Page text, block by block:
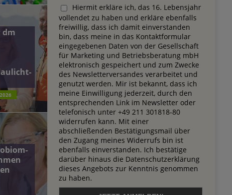
dm
Hiermit erkläre ich, das 16. Lebensjahr
vollendet zu haben und erkläre ebenfalls
freiwillig, dass ich damit einverstanden
bin, dass meine in das Kontaktformular
eingegebenen Daten von der Gesellschaft
für Marketing und Betriebsberatung mbH
elektronisch gespeichert und zum Zwecke
des Newsletterversandes verarbeitet und
genutzt werden. Mir ist bekannt, dass ich
meine Einwilligung jederzeit, durch den
entsprechenden Link im Newsletter oder
telefonisch unter +49 211 301818-80
widerrufen kann. Mit einer
abschließenden Bestätigungsmail über
den Zugang meines Widerrufs bin ist
ebenfalls einverstanden. Ich bestätige
darüber hinaus die Datenschutzerklärung
dieses Angebots zur Kenntnis genommen
zu haben.